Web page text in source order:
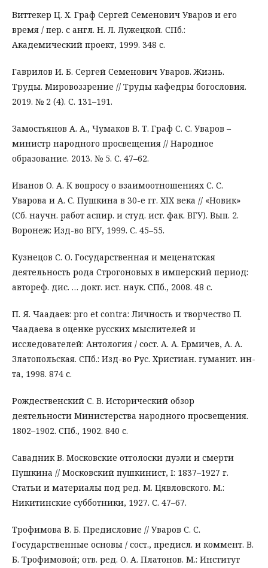
Виттекер Ц. Х. Граф Сергей Семенович Уваров и его
время / пер. с англ. Н. Л. Лужецкой. СПб.:
Академический проект, 1999. 348 с.
Гаврилов И. Б. Сергей Семенович Уваров. Жизнь.
Труды. Мировоззрение // Труды кафедры богословия.
2019. № 2 (4). С. 131–191.
Замостьянов А. А., Чумаков В. Т. Граф С. С. Уваров –
министр народного просвещения // Народное
образование. 2013. № 5. С. 47–62.
Иванов О. А. К вопросу о взаимоотношениях С. С.
Уварова и А. С. Пушкина в 30-е гг. XIX века // «Новик»
(Сб. научн. работ аспир. и студ. ист. фак. ВГУ). Вып. 2.
Воронеж: Изд-во ВГУ, 1999. С. 45–55.
Кузнецов С. О. Государственная и меценатская
деятельность рода Строгоновых в имперский период:
автореф. дис. … докт. ист. наук. СПб., 2008. 48 с.
П. Я. Чаадаев: pro et contra: Личность и творчество П.
Чаадаева в оценке русских мыслителей и
исследователей: Антология / сост. А. А. Ермичев, А. А.
Златопольская. СПб.: Изд-во Рус. Христиан. гуманит. ин-
та, 1998. 874 с.
Рождественский С. В. Исторический обзор
деятельности Министерства народного просвещения.
1802–1902. СПб., 1902. 840 с.
Савадник В. Московские отголоски дуэли и смерти
Пушкина // Московский пушкинист, I: 1837–1927 г.
Статьи и материалы под ред. М. Цявловского. М.:
Никитинские субботники, 1927. С. 47–67.
Трофимова В. Б. Предисловие // Уваров С. С.
Государственные основы / сост., предисл. и коммент. В.
Б. Трофимовой; отв. ред. О. А. Платонов. М.: Институт